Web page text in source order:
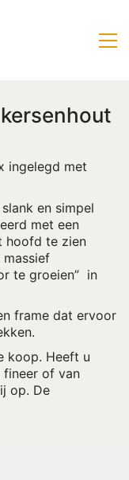
ingelegd met
en simpel
met een
hoofd te zien
massief
te groeien” in
frame dat ervoor
koop. Heeft u
fineer of van
op. De